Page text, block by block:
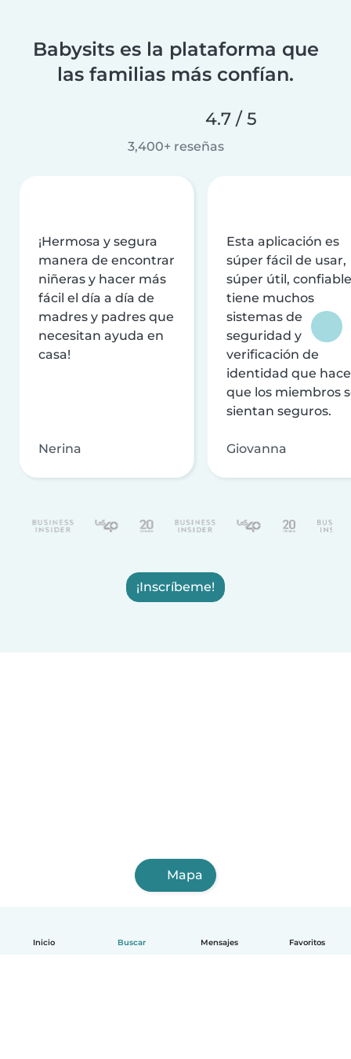
Inicio Buscar Mensajes Favoritos
Babysits es la plataforma que
las familias más confían.
4.7 / 5
3,400+ reseñas
¡Hermosa y segura
manera de encontrar
niñeras y hacer más
fácil el día a día de
madres y padres que
necesitan ayuda en
casa!
Nerina
Esta aplicación es
súper fácil de usar,
súper útil,
tiene muchos
sistemas de
seguridad y
verificación de
identidad que
que los miembros
sientan seguros.
Giovanna
¡Inscríbeme!
Mapa